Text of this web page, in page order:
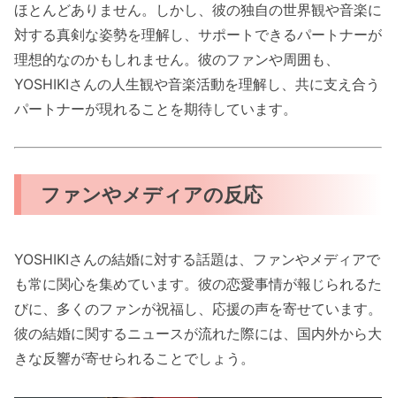
ほとんどありません。しかし、彼の独自の世界観や音楽に
対する真剣な姿勢を理解し、サポートできるパートナーが
理想的なのかもしれません。彼のファンや周囲も、
YOSHIKIさんの人生観や音楽活動を理解し、共に支え合う
パートナーが現れることを期待しています。
ファンやメディアの反応
YOSHIKIさんの結婚に対する話題は、ファンやメディアで
も常に関心を集めています。彼の恋愛事情が報じられるた
びに、多くのファンが祝福し、応援の声を寄せています。
彼の結婚に関するニュースが流れた際には、国内外から大
きな反響が寄せられることでしょう。